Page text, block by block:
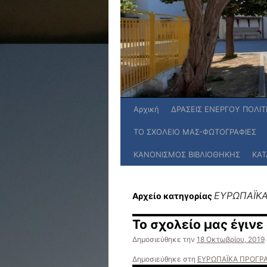
Αρχική ΔΡΑΣΕΙΣ ΕΝΕΡΓΟΥ
ΤΟ ΣXOΛΕΙΟ ΜΑΣ-ΦΩΤΟΓΡΑΦΙΕΣ
ΚΑΝΟΝΙΣΜΟΣ ΒΙΒΛΙΟΘΗΚΗΣ
Αρχείο κατηγορίας
Το σχολείο μας
Δημοσιεύθηκε την 18 Οκτωβρίου, 2019
Δημοσιεύθηκε στη ΕΥΡΩΠΑΪΚΑ